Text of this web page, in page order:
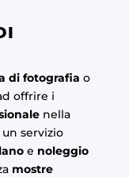
di fotografia o
offrire i
nella
servizio
e noleggio
mostre